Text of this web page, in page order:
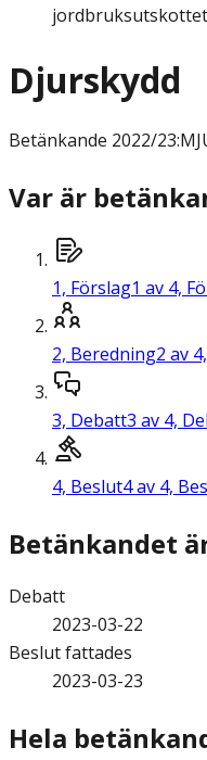
Djurskydd
Betänkande 2022/
Var är
1, Förslag1 av 4,
2, Beredning2 av
3, Debatt3 av 4,
4, Beslut4 av 4,
Betänkandet
Debatt
2023-03-22
Beslut fattades
2023-03-23
Hela